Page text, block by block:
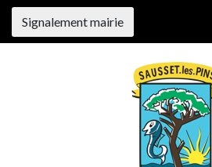
Signalement mairie